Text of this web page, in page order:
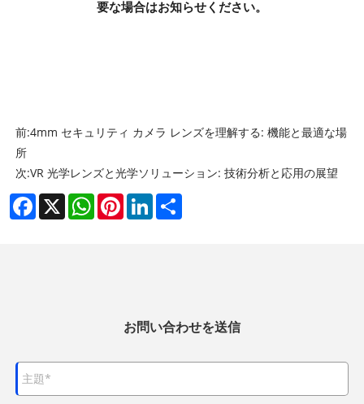
要な場合はお知らせください。
前:4mm セキュリティ カメラ レンズを理解する: 機能と最適な場
所
次:VR 光学レンズと光学ソリューション: 技術分析と応用の展望
Facebook
X WhatsAppPinterestLinkedIn
お問い合わせを送信